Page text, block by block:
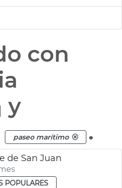
con
y
paseo marítimo .
de San Juan
POPULARES